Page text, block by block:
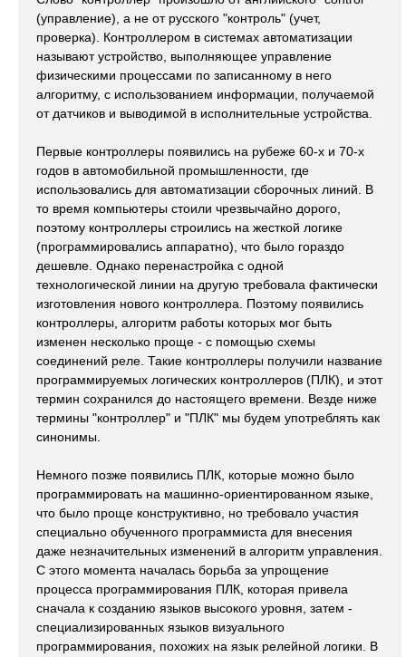
(управление), а не от русского "контроль" (учет,
проверка). Контроллером в системах автоматизации
называют устройство, выполняющее управление
физическими процессами по записанному в него
алгоритму, с использованием информации, получаемой
от датчиков и выводимой в исполнительные устройства.
Первые контроллеры появились на рубеже 60-х и 70-х
годов в автомобильной промышленности, где
использовались для автоматизации сборочных линий. В
то время компьютеры стоили чрезвычайно дорого,
поэтому контроллеры строились на жесткой логике
(программировались аппаратно), что было гораздо
дешевле. Однако перенастройка с одной
технологической линии на другую требовала фактически
изготовления нового контроллера. Поэтому появились
контроллеры, алгоритм работы которых мог быть
изменен несколько проще - с помощью схемы
соединений реле. Такие контроллеры получили название
программируемых логических контроллеров (ПЛК), и этот
термин сохранился до настоящего времени. Везде ниже
термины "контроллер" и "ПЛК" мы будем употреблять как
синонимы.
Немного позже появились ПЛК, которые можно было
программировать на машинно-ориентированном языке,
что было проще конструктивно, но требовало участия
специально обученного программиста для внесения
даже незначительных изменений в алгоритм управления.
С этого момента началась борьба за упрощение
процесса программирования ПЛК, которая привела
сначала к созданию языков высокого уровня, затем -
специализированных языков визуального
программирования, похожих на язык релейной логики. В